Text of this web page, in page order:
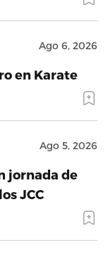
Ago 6, 2026
en Karate
Ago 5, 2026
jornada de
JCC